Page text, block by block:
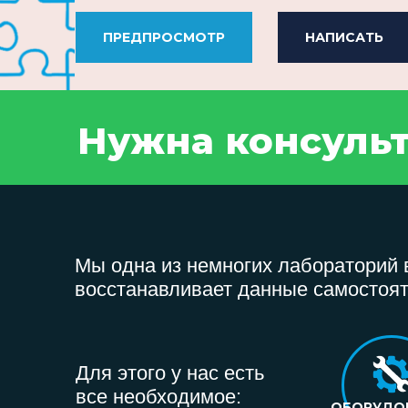
ПРЕДПРОСМОТР НАПИСАТЬ
Нужна
Мы одна из немногих лабораторий
восстанавливает данные
Для этого у нас есть
все необходимое: